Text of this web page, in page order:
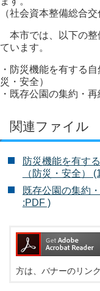
（社会資本整備総合
本市では、以下の整
ています。
・防災機能を有する
災・安全）
・既存公園の集約・
関連ファイル
防災機能を有す
（防災・安全）
既存公園の集約
:PDF )
方は、バナーのリン